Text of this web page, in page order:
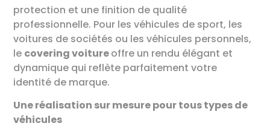
protection et une finition de qualité
professionnelle. Pour les véhicules de sport, les
voitures de sociétés ou les véhicules personnels,
le covering voitureoffre un rendu élégant et
dynamique qui reflète parfaitement votre
identité de marque.
Une réalisation sur mesure pour tous types de
véhicules